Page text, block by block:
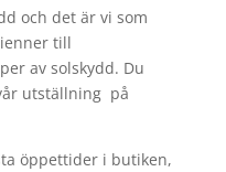
och det är vi som
till
av solskydd. Du
utställning på
öppettider i butiken,